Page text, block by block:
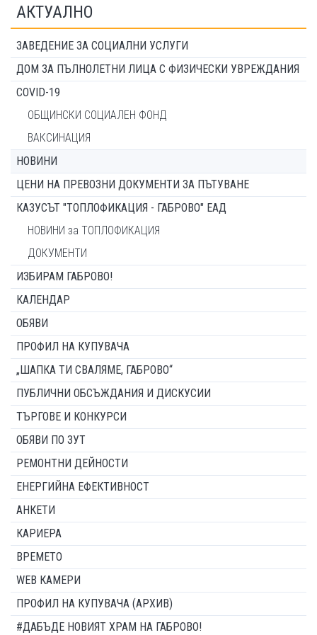
АКТУАЛНО
ЗАВЕДЕНИЕ ЗА СОЦИАЛНИ УСЛУГИ
ДОМ ЗА ПЪЛНОЛЕТНИ ЛИЦА С ФИЗИЧЕСКИ УВРЕЖДАНИЯ
COVID-19
ОБЩИНСКИ СОЦИАЛЕН ФОНД
ВАКСИНАЦИЯ
НОВИНИ
ЦЕНИ НА ПРЕВОЗНИ ДОКУМЕНТИ ЗА ПЪТУВАНЕ
КАЗУСЪТ "ТОПЛОФИКАЦИЯ - ГАБРОВО" ЕАД
НОВИНИ за ТОПЛОФИКАЦИЯ
ДОКУМЕНТИ
ИЗБИРАМ ГАБРОВО!
КАЛЕНДАР
ОБЯВИ
ПРОФИЛ НА КУПУВАЧА
„ШАПКА ТИ СВАЛЯМЕ, ГАБРОВО“
ПУБЛИЧНИ ОБСЪЖДАНИЯ И ДИСКУСИИ
ТЪРГОВЕ И КОНКУРСИ
ОБЯВИ ПО ЗУТ
РЕМОНТНИ ДЕЙНОСТИ
ЕНЕРГИЙНА ЕФЕКТИВНОСТ
АНКЕТИ
КАРИЕРА
ВРЕМЕТО
WEB КАМЕРИ
ПРОФИЛ НА КУПУВАЧА (АРХИВ)
#ДАБЪДЕ НОВИЯТ ХРАМ НА ГАБРОВО!